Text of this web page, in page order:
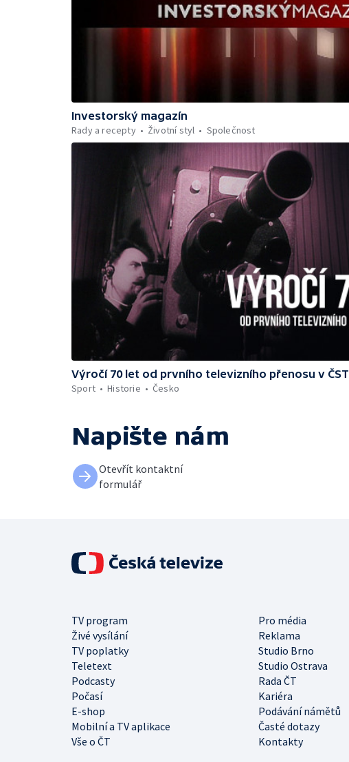
Investorský magazín
Rady a recepty
Životní styl Společnost
Výročí 70 let od prvního televizního přenosu v ČST
Sport
Historie Česko
Napište nám
Otevřít kontaktní
formulář
TV program
Pro média
Živé vysílání
Reklama
TV poplatky
Studio Brno
Teletext
Studio Ostrava
Podcasty
Rada ČT
Počasí
Kariéra
E-shop
Podávání námětů
Mobilní a TV aplikace
Časté dotazy
Vše o ČT
Kontakty